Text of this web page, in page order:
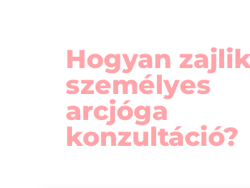
Hogyan
személyes
arcjóga
konzultáció?